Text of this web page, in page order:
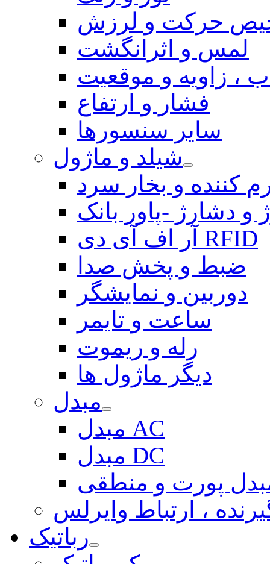
حرکت و لرزش
لمس و اثرانگشت
، زاویه و موقعیت
فشار و ارتفاع
سایر سنسورها
شیلد و ماژول
کننده و بخار سرد
و دشارژ -پاور بانک
آر اف آی دی RFID
ضبط و پخش صدا
دوربین و نمایشگر
ساعت و تایمر
رله و ریموت
دیگر ماژول ها
مبدل
مبدل AC
مبدل DC
پورت و منطقی
، ارتباط وایرلس
رباتیک